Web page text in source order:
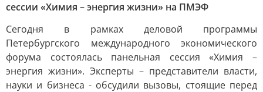
сессии «Химия – энергия жизни» на ПМЭФ
Сегодня в рамках деловой программы
Петербургского международного экономического
форума состоялась панельная сессия «Химия –
энергия жизни». Эксперты – представители власти,
науки и бизнеса - обсудили вызовы, стоящие перед